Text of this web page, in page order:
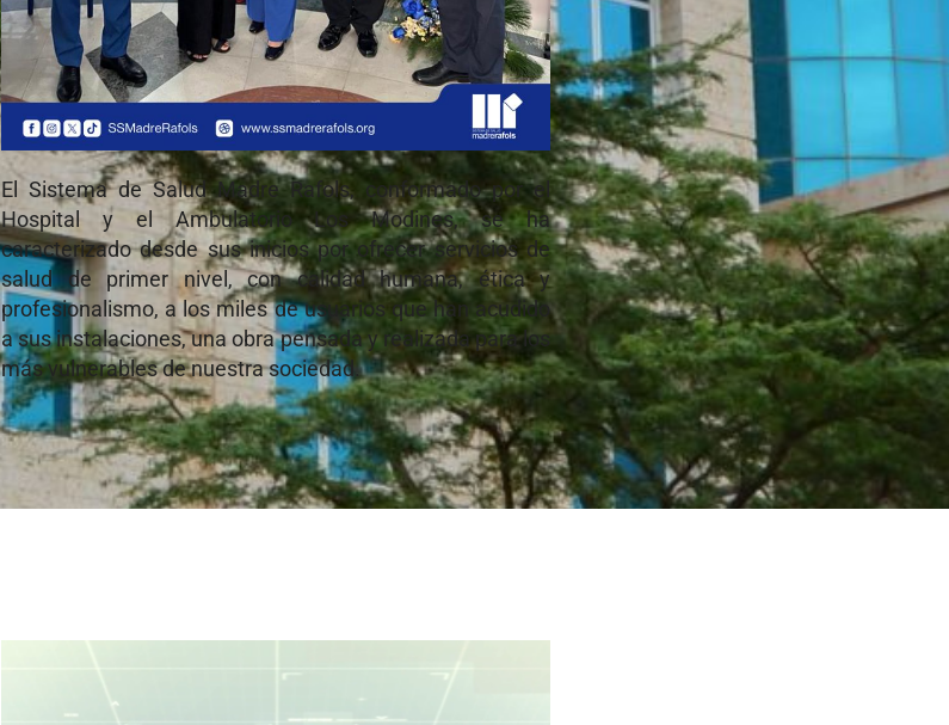
El Sistema de Salud Madre Rafols, conformado por el
Hospital y el Ambulatorio Los Modines, se ha
caracterizado desde sus inicios por ofrecer servicios de
salud de primer nivel, con calidad humana, ética y
profesionalismo, a los miles de usuarios que han acudido
a sus instalaciones, una obra pensada y realizada para los
más vulnerables de nuestra sociedad.